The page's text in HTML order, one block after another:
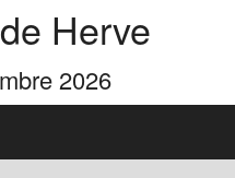
Herve
2026